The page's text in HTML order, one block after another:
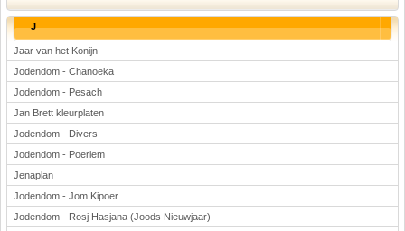
J
Jaar van het Konijn
Jodendom - Chanoeka
Jodendom - Pesach
Jan Brett kleurplaten
Jodendom - Divers
Jodendom - Poeriem
Jenaplan
Jodendom - Jom Kipoer
Jodendom - Rosj Hasjana (Joods Nieuwjaar)